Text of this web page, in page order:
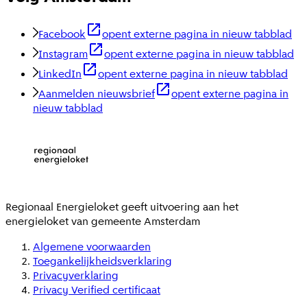
Facebook
opent externe pagina in nieuw tabblad
Instagram
opent externe pagina in nieuw tabblad
LinkedIn
opent externe pagina in nieuw tabblad
Aanmelden nieuwsbrief
opent externe pagina in
nieuw tabblad
Regionaal Energieloketgeeft uitvoering aan het
energieloket van gemeenteAmsterdam
Algemene voorwaarden
Toegankelijkheidsverklaring
Privacyverklaring
Privacy Verified certificaat